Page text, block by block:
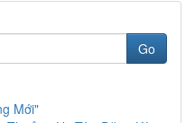
Go
Mới"